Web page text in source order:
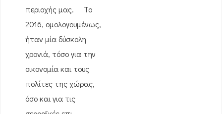
περιοχής μας. Το
2016, ομολογουμένως,
ήταν μία δύσκολη
χρονιά, τόσο για την
οικονομία και τους
πολίτες της χώρας,
όσο και για τις